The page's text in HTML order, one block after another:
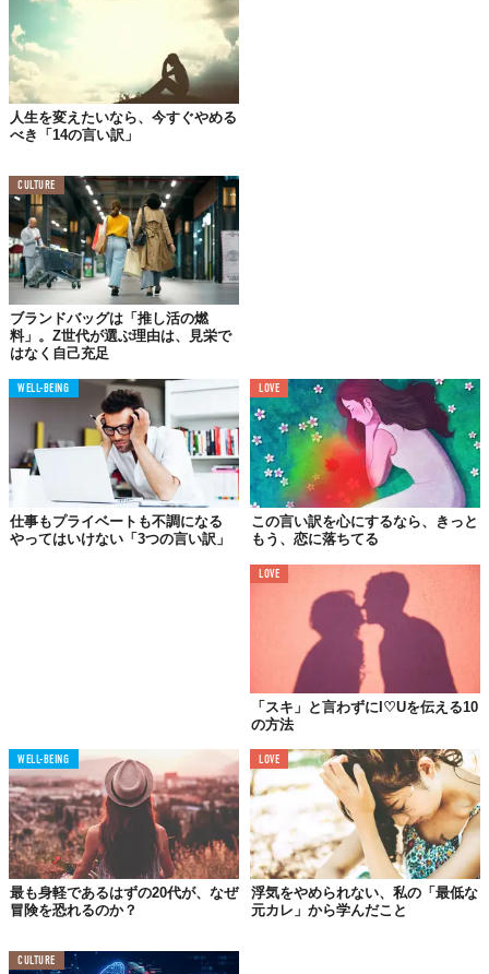
理由はなんだと思ってます？それを見極めるためには、自分の恋
愛の傾向を理解することです。まずはこんなネガティブな言葉に
注意してみること。
01.
当然だけど、まだ慣れない男性と一緒に過ごすのは疲れるもので
す。オンナ友だちと比べると何倍も。メッセージの返信だって、
いちいち文章にも気を使うわけだし。
だけどそれを「面倒くさい」の一言で片付けてしまってはNG。朝
から晩まで、仕事で疲れたあとの緊張するデートや連絡は、正直
しんどいかもしれないけど、明日も恋人がいない未来に比べれ
「わかっちゃいるけど、やっぱり疲れる」、それでもこう言うの
なら、もうシングルでいることに愚痴っちゃダメ。面倒だからっ
て断ったデートの相手が、運命の相手かもしれないって考えてみ
てください。
02.
もうちょっと痩せないと…
は、痩せている方が彼氏だってできるはず、こう思っていたけれ
人生を変えたいなら、今すぐやめる
べき「14の言い訳」
CULTURE
ブランドバッグは「推し活の燃
料」。Z世代が選ぶ理由は、見栄で
はなく自己充足
WELL-BEING
仕事もプライベートも不調になる
やってはいけない「3つの言い訳」
LOVE
この言い訳を心にするなら、きっと
もう、恋に落ちてる
LOVE
「スキ」と言わずにI♡Uを伝える10
の方法
WELL-BEING
最も身軽であるはずの20代が、なぜ
冒険を恐れるのか？
LOVE
浮気をやめられない、私の「最低な
元カレ」から学んだこと
CULTURE